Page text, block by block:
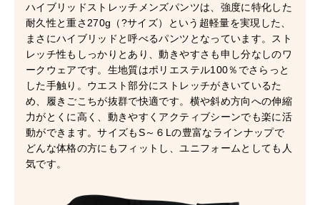
ハイブリッドストレッチメンズパンツは、強度に特化した
耐久性と重さ270g（?サイズ）という超軽量を実現した、
まさにハイブリッドと呼べるパンツとなっています。スト
レッチ性もしっかりとあり、動きやすさも申し分なしのワ
ークウェアです。生地質はポリエステル100％でさらっと
した手触り。ウエスト部分にストレッチがきいているた
め、履きごこちが抜群で快適です。横や斜め方向への伸縮
力がとくに高く、動きやすくアクティブシーンでも楽に活
動ができます。サイズもS～６Lの豊富なラインナップで
どんな体格の方にもフィットし、ユニフォームとしても人
気です。